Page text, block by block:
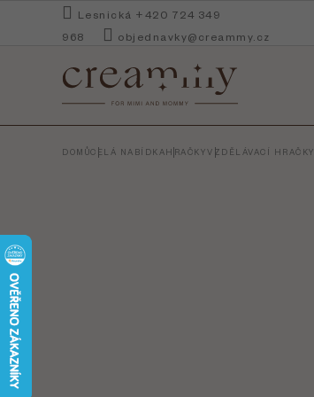
Lesnická +420 724 349
968
objednavky@creammy.cz
DOMŮCELÁ NABÍDKAHRAČKYVZDĚLÁVACÍ HRAČKY